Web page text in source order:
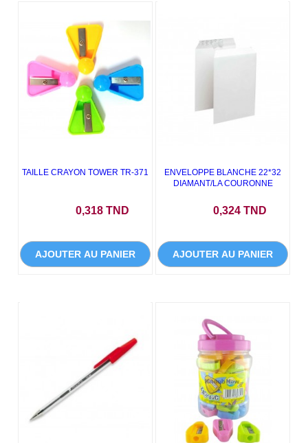
TAILLE CRAYON TOWER TR-371
0,318 TND
AJOUTER AU PANIER
ENVELOPPE BLANCHE 22*32
DIAMANT/LA COURONNE
0,324 TND
AJOUTER AU PANIER